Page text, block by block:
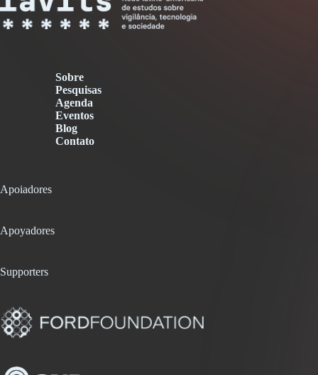
Sobre
Pesquisas
Agenda
Eventos
Blog
Contato
Apoiadores
Apoyadores
Supporters